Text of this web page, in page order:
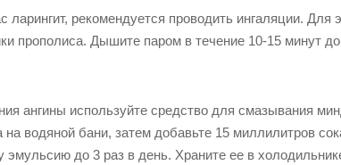
рекомендуется проводить ингаляции. Для
прополиса. Дышите паром в течение 10-15 минут
ангины используйте средство для смазывания
водяной бани, затем добавьте 15 миллилитров
эмульсию до 3 раз в день. Храните ее в